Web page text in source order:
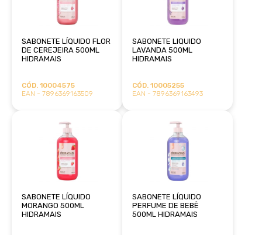
SABONETE LÍQUIDO FLOR
DE CEREJEIRA 500ML
HIDRAMAIS
CÓD. 10004575
EAN - 7896369163509
SABONETE LIQUIDO
LAVANDA 500ML
HIDRAMAIS
CÓD. 10005255
EAN - 7896369163493
SABONETE LÍQUIDO
MORANGO 500ML
HIDRAMAIS
SABONETE LÍQUIDO
PERFUME DE BEBÊ
500ML HIDRAMAIS